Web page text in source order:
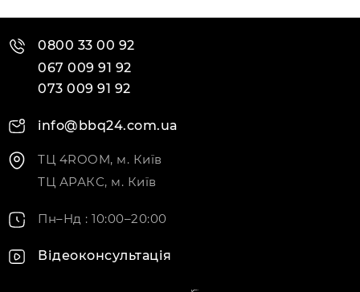
0800 33 00 92
067 009 91 92
073 009 91 92
info@bbq24.com.ua
ТЦ 4ROOM, м. Київ
ТЦ АРАКС, м. Київ
Пн–Нд : 10:00–20:00
Відеоконсультація